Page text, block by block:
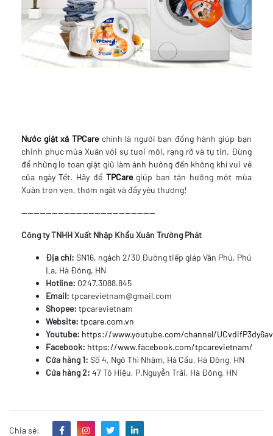
Nước giặt xả TPCarechính là người bạn đồng hành giúp bạn
chinh phục mùa Xuân với sự tươi mới, rạng rỡ và tự tin. Đừng
để những lo toan giặt giũ làm ảnh hưởng đến không khí vui vẻ
của ngày Tết. Hãy để TPCaregiúp bạn tận hưởng một mùa
Xuân trọn vẹn, thơm ngát và đầy yêu thương!
--------------------------------------------
Công ty TNHH Xuất Nhập Khẩu Xuân Trường Phát
Địa chỉ: SN16, ngách 2/30 Đường tiếp giáp Văn Phú, Phú
La, Hà Đông, HN
Hotline: 0247.3088.845
Email: tpcarevietnam@gmail.com
Shopee: tpcarevietnam
Website: tpcare.com.vn
Youtube: https://www.youtube.com/channel/
Facebook: https://www.facebook.com/tpcarevietnam/
Cửa hàng 1: Số 4, Ngô Thì Nhậm, Hà Cầu, Hà Đông, HN
Cửa hàng 2: 47 Tô Hiệu, P.Nguyễn Trãi, Hà Đông, HN
Chia sẻ: